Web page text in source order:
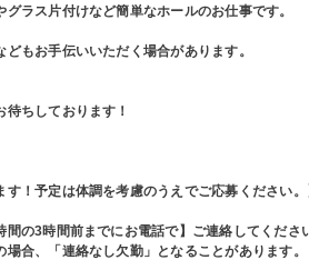
ラス片付けなど簡単なホールのお仕事です。
もお手伝いいただく場合があります。
ちしております！
す！予定は体調を考慮のうえでご応募ください
の3時間前までにお電話で】ご連絡してくださ
合、「連絡なし欠勤」となることがあります。